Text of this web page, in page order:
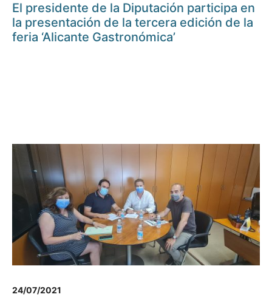
El presidente de la Diputación participa en
la presentación de la tercera edición de la
feria ‘Alicante Gastronómica’
24/07/2021